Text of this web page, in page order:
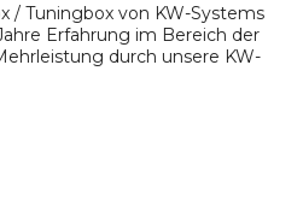
/ Tuningbox von KW-Systems
Erfahrung im Bereich der
durch unsere KW-